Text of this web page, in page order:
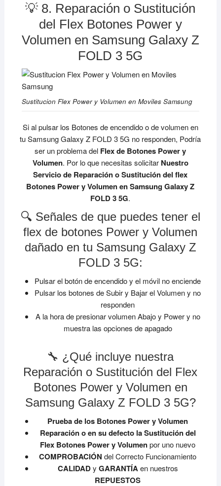
💡 8. Reparación o Sustitución
del Flex Botones Power y
Volumen en Samsung Galaxy Z
FOLD 3 5G
Sustitucion Flex Power y Volumen en Moviles Samsung
Si al pulsar los Botones de encendido o de volumen en
tu Samsung Galaxy Z FOLD 3 5G no responden, Podría
ser un problema del Flex de Botones Power y
Volumen. Por lo que necesitas solicitar Nuestro
Servicio de Reparación o Sustitución del flex
Botones Power y Volumen en Samsung Galaxy Z
FOLD 3 5G.
🔍 Señales de que puedes tener el
flex de botones Power y Volumen
dañado en tu Samsung Galaxy Z
FOLD 3 5G:
Pulsar el botón de encendido y el móvil no enciende
Pulsar los botones de Subir y Bajar el Volumen y no
responden
A la hora de presionar volumen Abajo y Power y no
muestra las opciones de apagado
🔧 ¿Qué incluye nuestra
Reparación o Sustitución del Flex
Botones Power y Volumen en
Samsung Galaxy Z FOLD 3 5G?
Prueba de los Botones Power y Volumen
Reparación o en su defecto la Sustitución del
Flex Botones Power y Volumenpor uno nuevo
COMPROBACIÓNdel Correcto Funcionamiento
CALIDADy GARANTÍAen nuestros
REPUESTOS